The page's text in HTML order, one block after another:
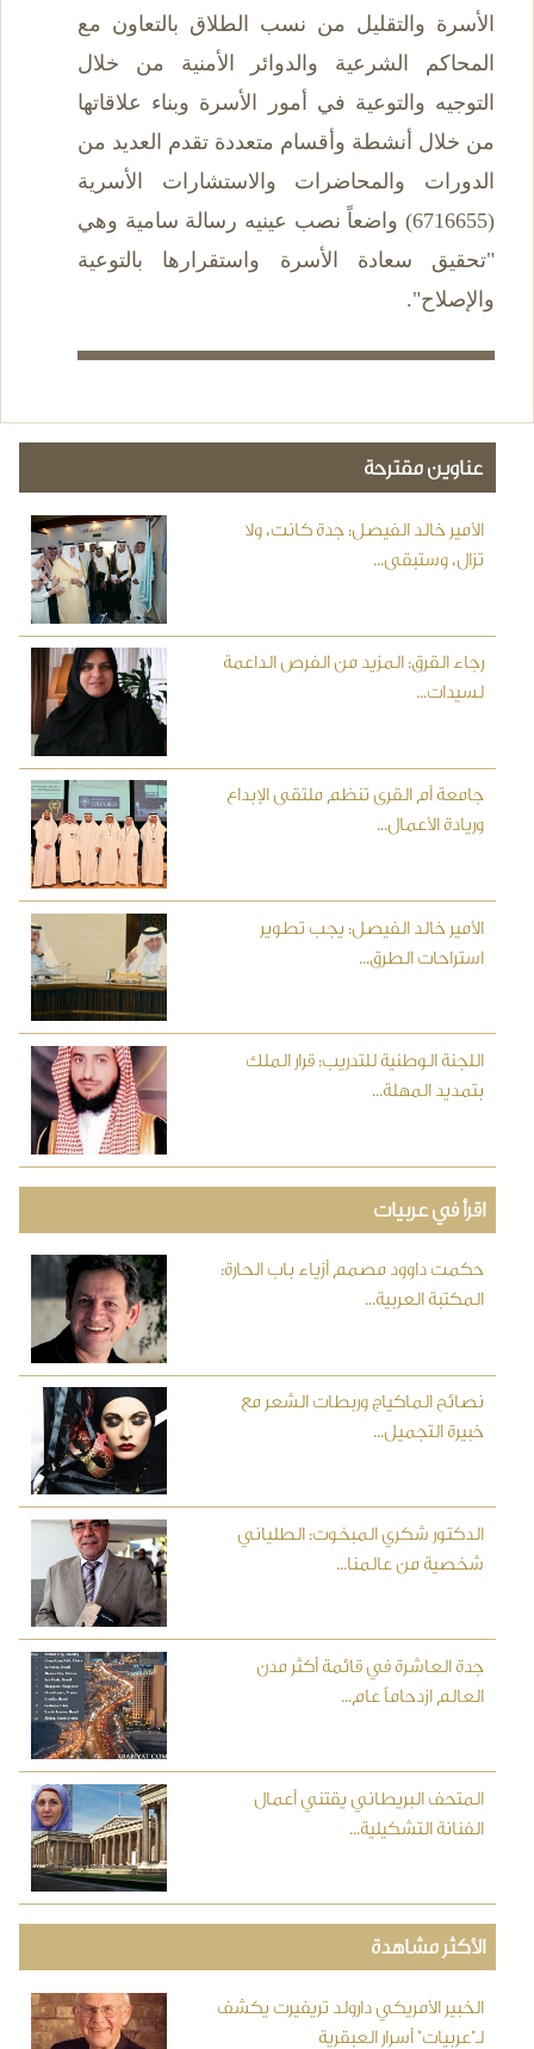
الأسرة والتقليل من نسب الطلاق بالتعاون مع
المحاكم الشرعية والدوائر الأمنية من خلال
التوجيه والتوعية في أمور الأسرة وبناء علاقاتها
من خلال أنشطة وأقسام متعددة تقدم العديد من
الدورات والمحاضرات والاستشارات الأسرية
(6716655) واضعاً نصب عينيه رسالة سامية وهي
"تحقيق سعادة الأسرة واستقرارها بالتوعية
والإصلاح".
عناوين مقترحة
الأمير خالد الفيصل: جدة كانت، ولا
تزال، وستبقى...
رجاء القرق: المزيد من الفرص الداعمة
لسيدات...
جامعة أم القرى تنظم ملتقى الإبداع
وريادة الأعمال...
الأمير خالد الفيصل: يجب تطوير
استراحات الطرق...
اللجنة الوطنية للتدريب: قرار الملك
بتمديد المهلة...
اقرأ في عربيات
حكمت داوود مصمم أزياء باب الحارة:
المكتبة العربية...
نصائح الماكياج وربطات الشعر مع
خبيرة التجميل...
الدكتور شكري المبخوت: الطلياني
شخصية من عالمنا...
جدة العاشرة في قائمة أكثر مدن
العالم ازدحاماً عام...
المتحف البريطاني يقتني أعمال
الفنانة التشكيلية...
الأكثر مشاهدة
الخبير الأمريكي دارولد تريفيرت يكشف
لـ"عربيات" أسرار العبقرية